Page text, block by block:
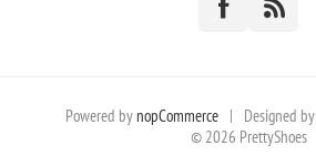
Powered by nopCommerce | Designed by
© 2026 PrettyShoes